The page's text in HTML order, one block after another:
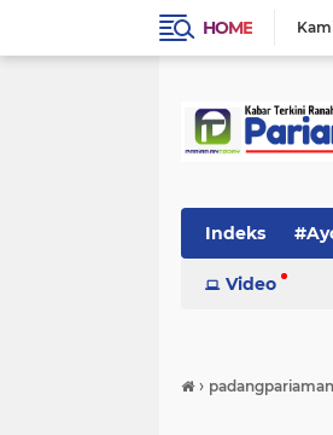
HOME
Indeks
Video
› padangpariaman